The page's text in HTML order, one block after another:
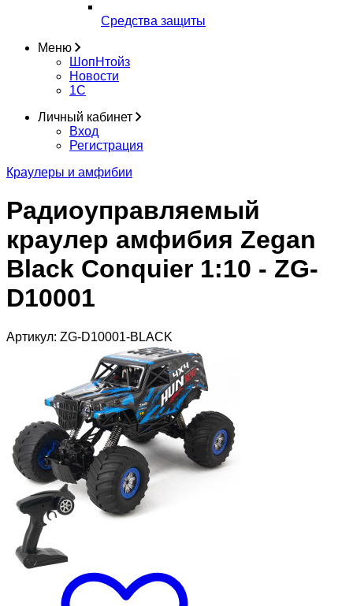
Средства защиты
Меню
ШопНтойз
Новости
1C
Личный кабинет
Вход
Регистрация
Краулеры и амфибии
Радиоуправляемый
краулер амфибия Zegan
Black Conquier 1:10 - ZG-
D10001
Артикул: ZG-D10001-BLACK